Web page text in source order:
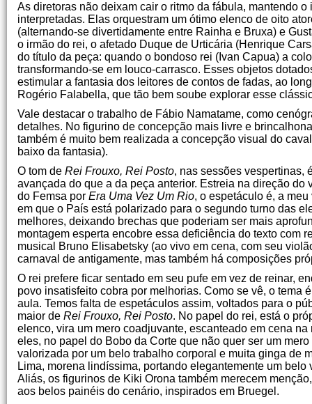
As diretoras não deixam cair o ritmo da fábula, mantendo
interpretadas. Elas orquestram um ótimo elenco de oito
(alternando-se divertidamente entre Rainha e Bruxa) e
o irmão do rei, o afetado Duque de Urticária (Henrique
do título da peça: quando o bondoso rei (Ivan Capua) a
transformando-se em louco-carrasco. Esses objetos
estimular a fantasia dos leitores de contos de fadas, ao
Rogério Falabella, que tão bem soube explorar esse
Vale destacar o trabalho de Fábio Namatame, como
detalhes. No figurino de concepção mais livre e
também é muito bem realizada a concepção visual do
baixo da fantasia).
O tom de Rei Frouxo, Rei Posto, nas sessões vespertinas,
avançada do que a da peça anterior. Estreia na direção
do Femsa por Era Uma Vez Um Rio, o espetáculo é, a
em que o País está polarizado para o segundo turno das
melhores, deixando brechas que poderiam ser mais
montagem esperta encobre essa deficiência do texto com
musical Bruno Elisabetsky (ao vivo em cena, com seu
carnaval de antigamente, mas também há composições
O rei prefere ficar sentado em seu pufe em vez de reinar,
povo insatisfeito cobra por melhorias. Como se vê, o tema
aula. Temos falta de espetáculos assim, voltados para o
maior de Rei Frouxo, Rei Posto. No papel do rei, está o
elenco, vira um mero coadjuvante, escanteado em cena
eles, no papel do Bobo da Corte que não quer ser um
valorizada por um belo trabalho corporal e muita ginga de
Lima, morena lindíssima, portando elegantemente um
Aliás, os figurinos de Kiki Orona também merecem
aos belos painéis do cenário, inspirados em Bruegel.